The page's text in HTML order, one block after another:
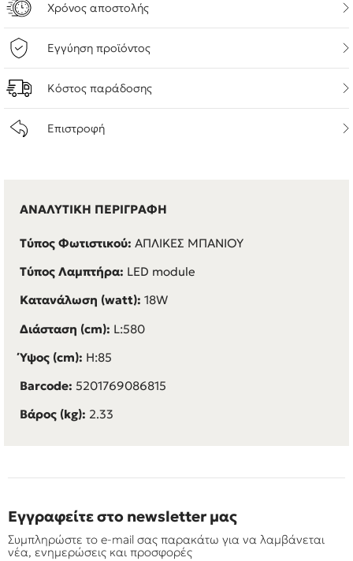
Χρόνος αποστολής
Εγγύηση προϊόντος
Κόστος παράδοσης
Επιστροφή
ΑΝΑΛΥΤΙΚΗ ΠΕΡΙΓΡΑΦΗ
Τύπος Φωτιστικού: ΑΠΛΙΚΕΣ ΜΠΑΝΙΟΥ
Τύπος Λαμπτήρα: LED module
Κατανάλωση (watt): 18W
Διάσταση (cm): L:580
Ύψος (cm): H:85
Barcode: 5201769086815
Βάρος (kg): 2.33
Εγγραφείτε στο newsletter μας
Συμπληρώστε το e-mail σας παρακάτω για να λαμβάνεται
νέα, ενημερώσεις και προσφορές